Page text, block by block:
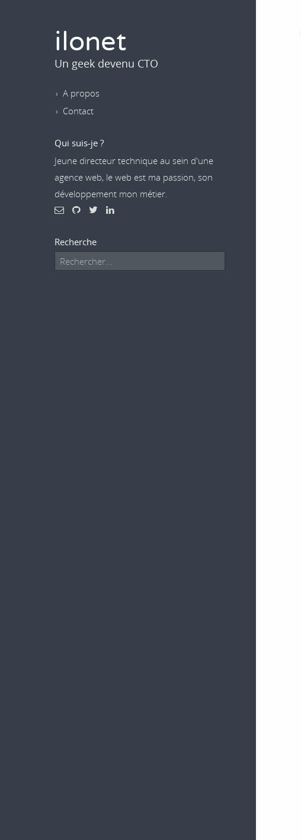
ilonet
Un geek devenu CTO
A propos
Contact
Qui suis-je ?
Jeune directeur technique au sein d'une
agence web, le web est ma passion, son
développement mon métier.
Recherche